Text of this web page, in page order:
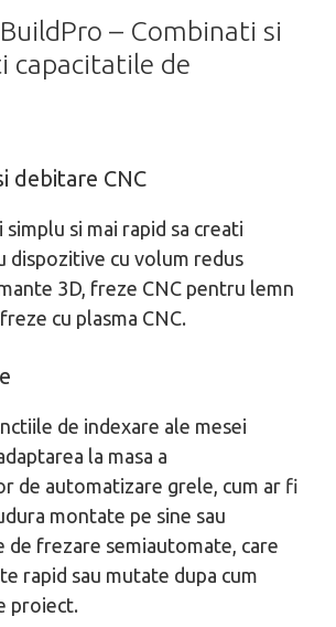
– Combinati si
capacitatile de
debitare CNC
simplu si mai rapid sa creati
dispozitive cu volum redus
3D, freze CNC pentru lemn
cu plasma CNC.
de indexare ale mesei
la masa a
de automatizare grele, cum ar fi
montate pe sine sau
de frezare semiautomate, care
rapid sau mutate dupa cum
proiect.